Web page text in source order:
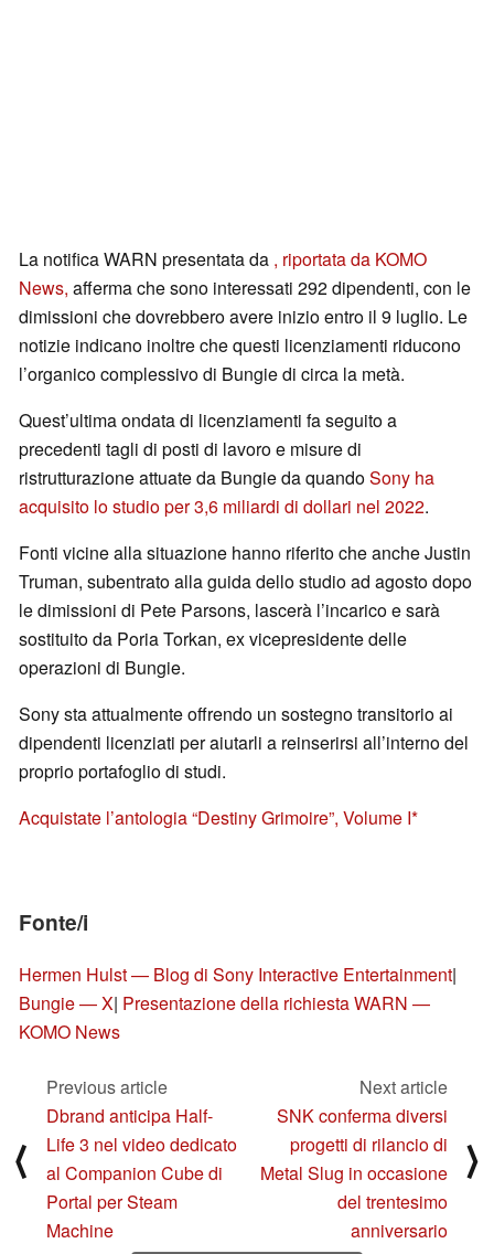
La notifica WARN presentata da , riportata da KOMO
News, afferma che sono interessati 292 dipendenti, con le
dimissioni che dovrebbero avere inizio entro il 9 luglio. Le
notizie indicano inoltre che questi licenziamenti riducono
l’organico complessivo di Bungie di circa la metà.
Quest’ultima ondata di licenziamenti fa seguito a
precedenti tagli di posti di lavoro e misure di
ristrutturazione attuate da Bungie da quandoSony ha
acquisito lo studio per 3,6 miliardi di dollari nel 2022.
Fonti vicine alla situazione hanno riferito che anche Justin
Truman, subentrato alla guida dello studio ad agosto dopo
le dimissioni di Pete Parsons, lascerà l’incarico e sarà
sostituito da Poria Torkan, ex vicepresidente delle
operazioni di Bungie.
Sony sta attualmente offrendo un sostegno transitorio ai
dipendenti licenziati per aiutarli a reinserirsi all’interno del
proprio portafoglio di studi.
Acquistate l’antologia “Destiny Grimoire”, Volume I
Fonte/i
Hermen Hulst — Blog di Sony Interactive Entertainment|
Bungie — X| Presentazione della richiesta WARN —
KOMO News
⟨
Previous article
Dbrand anticipa Half-
Life 3 nel video dedicato
al Companion Cube di
Portal per Steam
Machine
Next article
SNK conferma diversi
progetti di rilancio di
Metal Slug in occasione
del trentesimo
anniversario
⟩